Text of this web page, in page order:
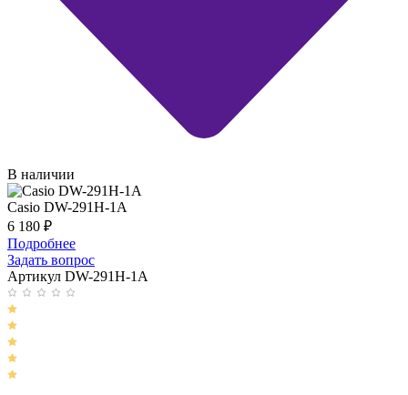
В наличии
Casio DW-291H-1A
6 180 ₽
Подробнее
Задать вопрос
Артикул DW-291H-1A